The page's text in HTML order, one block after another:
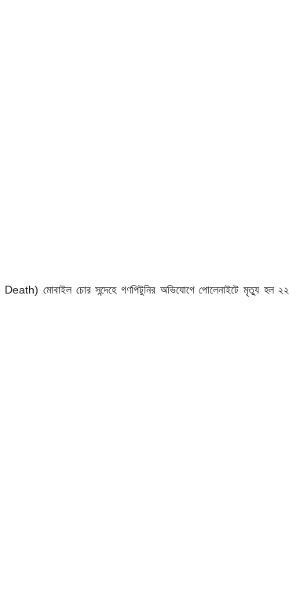
মোবাইল চোর সন্দেহে গণপিটুনির অভিযোগে পোলেনাইটে মৃত্যু হল ২২